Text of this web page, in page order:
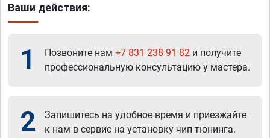
Ваши действия:
1 Позвоните нам +7 831 238 91 82 и получите
профессиональную консультацию у мастера.
2
Запишитесь на удобное время и приезжайте
к нам в сервис на установку чип тюнинга.